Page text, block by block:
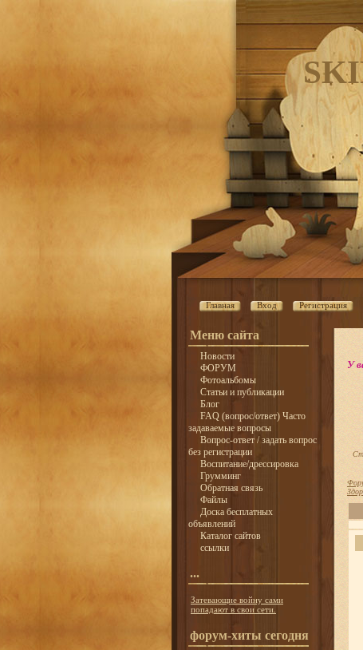
Главная Вход Регистрация
Меню сайта
Новости
ФОРУМ
Фотоальбомы
Статьи и публикации
Блог
FAQ (вопрос/ответ) Часто
задаваемые вопросы
Вопрос-ответ / задать вопрос
без регистрации
Воспитание/дрессировка
Грумминг
Обратная связь
Файлы
Доска бесплатных
объявлений
Каталог сайтов
ссылки
...
Затевающие войну сами
попадают в свои сети.
форум-хиты сегодня
У